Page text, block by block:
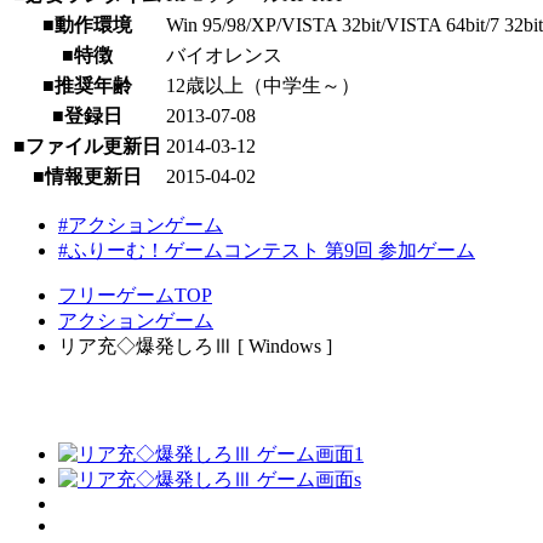
■動作環境
Win 95/98/XP/VISTA 32bit/VISTA 64bit/7
■特徴
バイオレンス
■推奨年齢
12歳以上（中学生～）
■登録日
2013-07-08
■ファイル更新日 2014-03-12
■情報更新日
2015-04-02
#アクションゲーム
#ふりーむ！ゲームコンテスト 第9回 参加ゲーム
フリーゲームTOP
アクションゲーム
リア充◇爆発しろⅢ [ Windows ]